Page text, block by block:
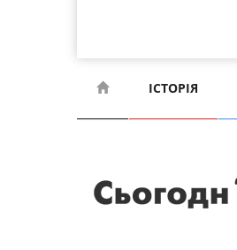
ІСТОРІЯ